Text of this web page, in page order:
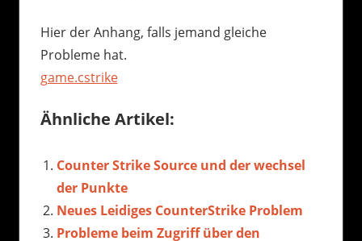
Hier der Anhang, falls jemand gleiche
Probleme hat.
game.cstrike
Ähnliche Artikel:
Counter Strike Source und der wechsel
der Punkte
Neues Leidiges CounterStrike Problem
Probleme beim Zugriff über den